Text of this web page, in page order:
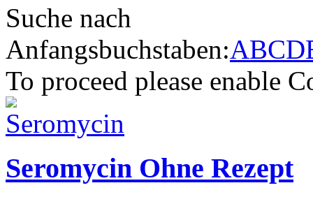
Suche nach
Anfangsbuchstaben:ABCD
To proceed please enable
Seromycin Ohne Rezept